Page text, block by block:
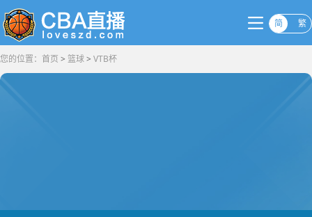
简 繁
您的位置： 首页 > 篮球> VTB杯